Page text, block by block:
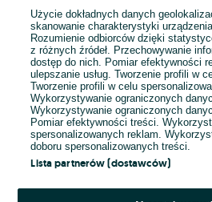
E-mail
Hasło
Użycie dokładnych danych
skanowanie charakterystyki
Rozumienie odbiorców dzięki
z różnych źródeł. Przechowywanie
dostęp do nich. Pomiar efektywności
ulepszanie usług. Tworzenie profili w
Tworzenie profili w celu
Wykorzystywanie ograniczonych
Wykorzystywanie ograniczonych
Pomiar efektywności treści.
spersonalizowanych reklam.
doboru spersonalizowanych treści.
Lista partnerów (dostawców)